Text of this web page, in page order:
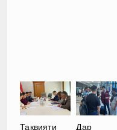
Тақвияти
Дар